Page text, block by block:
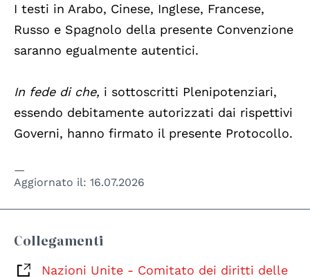
I testi in Arabo, Cinese, Inglese, Francese,
Russo e Spagnolo della presente Convenzione
saranno egualmente autentici.
In fede di che, i sottoscritti Plenipotenziari,
essendo debitamente autorizzati dai rispettivi
Governi, hanno firmato il presente Protocollo.
Aggiornato il: 16.07.2026
Collegamenti
Nazioni Unite - Comitato dei diritti delle